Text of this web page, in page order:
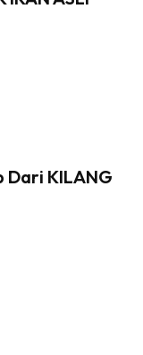
Dari KILANG